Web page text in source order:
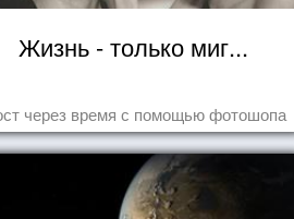
Жизнь - только миг...
через время с помощью фотошопа